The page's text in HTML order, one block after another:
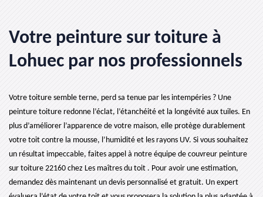
Votre peinture sur toiture à
Lohuec par nos professionnels
Votre toiture semble terne, perd sa tenue par les intempéries ? Une
peinture toiture redonne l’éclat, l’étanchéité et la longévité aux tuiles. En
plus d’améliorer l’apparence de votre maison, elle protège durablement
votre toit contre la mousse, l’humidité et les rayons UV. Si vous souhaitez
un résultat impeccable, faites appel à notre équipe de couvreur peinture
sur toiture 22160 chez Les maîtres du toit . Pour avoir une estimation,
demandez dès maintenant un devis personnalisé et gratuit. Un expert